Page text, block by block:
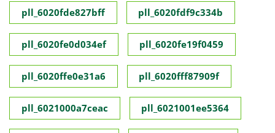
pll_6020fde827bff pll_6020fdf9c334b
pll_6020fe0d034ef pll_6020fe19f0459
pll_6020ffe0e31a6 pll_6020fff87909f
pll_6021000a7ceac pll_6021001ee5364